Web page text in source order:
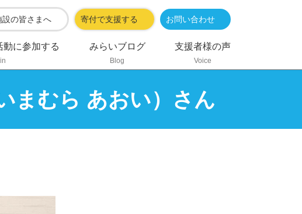
設の皆さまへ 寄付で支援する お問い合わせ
動に参加する みらいブログ
Blog
支援者様の声
Voice
まむら あおい）さん